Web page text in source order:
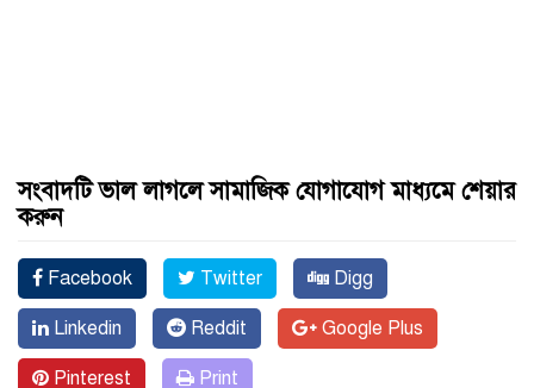
সংবাদটি ভাল লাগলে সামাজিক যোগাযোগ মাধ্যমে শেয়ার
করুন
Facebook Twitter Digg
Linkedin Reddit Google Plus
Pinterest Print